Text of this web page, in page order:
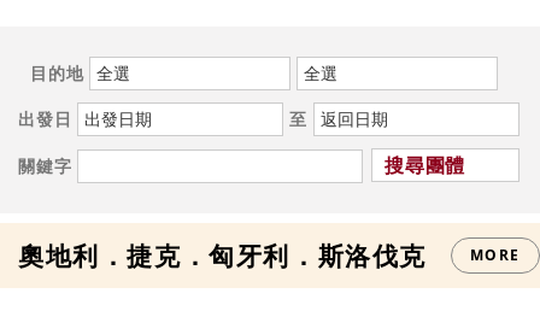
亞洲
海島
中國大陸
河輪
韓國
目的地
出發日
至
關鍵字 搜尋團體
奧地利．捷克．匈牙利．斯洛伐克 MORE